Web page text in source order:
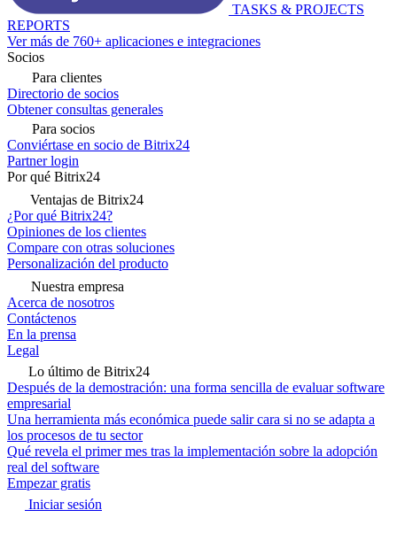
TASKS & PROJECTS
REPORTS
Ver más de 760+ aplicaciones e integraciones
Socios
Para clientes
Directorio de socios
Obtener consultas generales
Para socios
Conviértase en socio de Bitrix24
Partner login
Por qué Bitrix24
Ventajas de Bitrix24
¿Por qué Bitrix24?
Opiniones de los clientes
Compare con otras soluciones
Personalización del producto
Nuestra empresa
Acerca de nosotros
Contáctenos
En la prensa
Legal
Lo último de Bitrix24
Después de la demostración: una forma sencilla de evaluar software
empresarial
Una herramienta más económica puede salir cara si no se adapta a
los procesos de tu sector
Qué revela el primer mes tras la implementación sobre la adopción
real del software
Empezar gratis
Iniciar sesión